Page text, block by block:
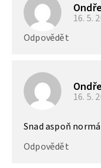
16. 5.
Odpovědět
16. 5.
Snad aspoň
Odpovědět